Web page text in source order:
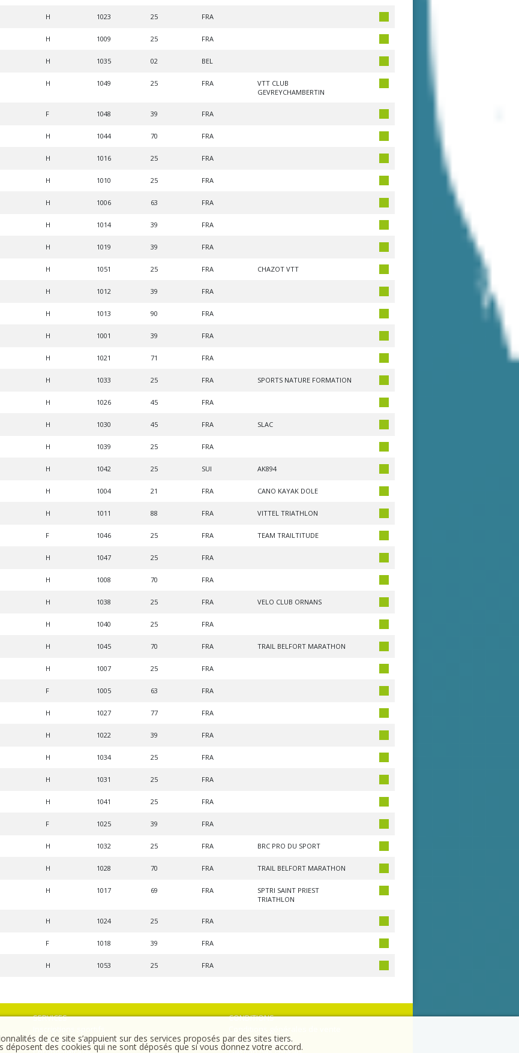
H 1023 25 FRA
H 1009 25 FRA
H 1035 02 BEL
H 1049 25 FRA
VTT CLUB
GEVREYCHAMBERTIN
F 1048 39 FRA
H 1044 70 FRA
H 1016 25 FRA
H 1010 25 FRA
H 1006 63 FRA
H 1014 39 FRA
H 1019 39 FRA
H 1051 25 FRA CHAZOT VTT
H 1012 39 FRA
H 1013 90 FRA
H 1001 39 FRA
H 1021 71 FRA
H 1033 25 FRA SPORTS NATURE FORMATION
H 1026 45 FRA
H 1030 45 FRA SLAC
H 1039 25 FRA
H 1042 25 SUI AK894
H 1004 21 FRA CANO KAYAK DOLE
H 1011 88 FRA VITTEL TRIATHLON
F 1046 25 FRA TEAM TRAILTITUDE
H 1047 25 FRA
H 1008 70 FRA
H 1038 25 FRA VELO CLUB ORNANS
H 1040 25 FRA
H 1045 70 FRA TRAIL BELFORT MARATHON
H 1007 25 FRA
F 1005 63 FRA
H 1027 77 FRA
H 1022 39 FRA
H 1034 25 FRA
H 1031 25 FRA
H 1041 25 FRA
F 1025 39 FRA
H 1032 25 FRA BRC PRO DU SPORT
H 1028 70 FRA TRAIL BELFORT MARATHON
H 1017 69 FRA
SPTRI SAINT PRIEST
TRIATHLON
H 1024 25 FRA
F 1018 39 FRA
H 1053 25 FRA
SERVICES
Inscriptions organisateurs
CONDITIONS
Mentions Légales
de ce site s’appuient sur des services proposés par des sites tiers.
déposent des cookies qui ne sont déposés que si vous donnez votre accord.